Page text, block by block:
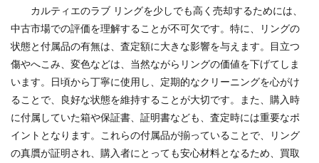
カルティエのラブ リングを少しでも高く売却するためには、
中古市場での評価を理解することが不可欠です。特に、リングの
状態と付属品の有無は、査定額に大きな影響を与えます。目立つ
傷やへこみ、変色などは、当然ながらリングの価値を下げてしま
います。日頃から丁寧に使用し、定期的なクリーニングを心がけ
ることで、良好な状態を維持することが大切です。また、購入時
に付属していた箱や保証書、証明書なども、査定時には重要なポ
イントとなります。これらの付属品が揃っていることで、リング
の真贋が証明され、購入者にとっても安心材料となるため、買取